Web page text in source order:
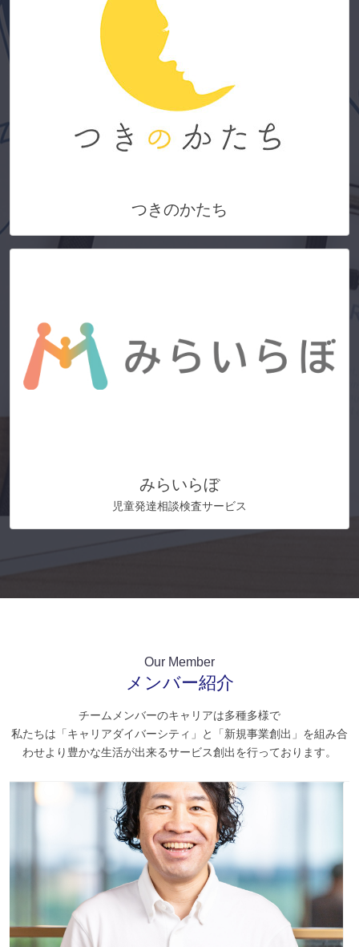
つきのかたち
みらいらぼ
児童発達相談検査サービス
Our Member
メンバー紹介
チームメンバーのキャリアは多種多様で
私たちは「キャリアダイバーシティ」と「新規事業創出」を組み合
わせより豊かな生活が出来るサービス創出を行っております。
Past profession
ラジオ番組制作
Special Skill
SBSラジオギャラリー「園児のつぶやき〜子どものレンズから
世界〜」
第57回ギャラクシー賞奨励賞 受賞
SBSラジオ「鉄崎幹人のWASABI〜親子夏休みSPECIAL」